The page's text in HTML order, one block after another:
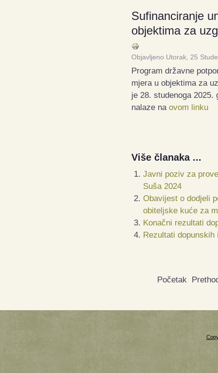
Sufinanciranje
objektima za
Objavljeno Utorak, 25
Program državne
mjera u objektima za
je 28. studenoga
nalaze na ovom linku
Više članaka ...
Javni poziv za
Suša 2024
Obavijest o dodjeli
obiteljske kuće za
Konačni rezultati
Rezultati dopunskih
Početak